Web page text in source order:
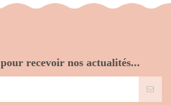
recevoir nos actualités...